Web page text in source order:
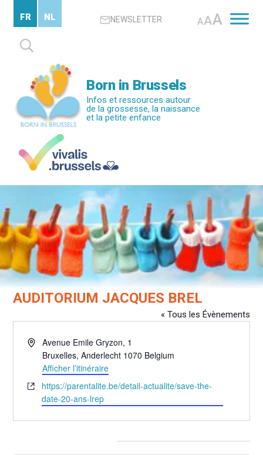
contenu
principal
NEWSLETTER AAA
Rechercher :
FR NL
Born in Brussels
Infos et ressources autour
de la grossesse, la naissance
et la petite enfance
AUDITORIUM JACQUES BREL
« Tous les Évènements
AdresseAvenue Emile Gryzon, 1
Bruxelles, Anderlecht 1070 Belgium
Afficher l’itinéraire
Site
web
https://parentalite.be/detail-actualite/save-the-
date-20-ans-lrep